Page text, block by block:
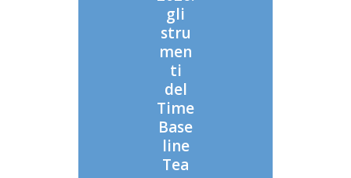
gli
stru
men
ti
del
Time
Base
line
Tea